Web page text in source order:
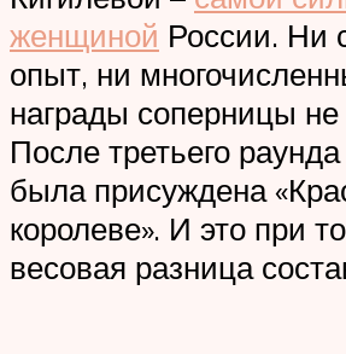
женщиной России. Ни
опыт, ни
награды соперницы не
После третьего
была присуждена
королеве». И это при
весовая разница